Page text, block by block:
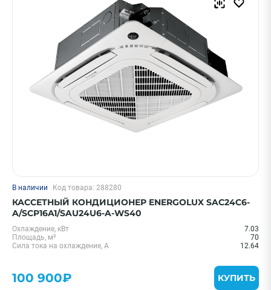
В наличии Код товара: 288280
КАССЕТНЫЙ КОНДИЦИОНЕР ENERGOLUX SAC24C6-
A/SCP16A1/SAU24U6-A-WS40
Охлаждение, кВт
7.03
Площадь, м²
70
Сила тока на охлаждение, А
12.64
100 900₽ КУПИТЬ